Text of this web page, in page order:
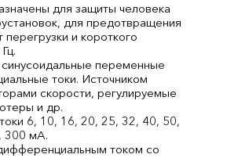
для защиты человека
для предотвращения
и короткого
переменные
токи. Источником
скорости, регулируемые
и др.
6, 10, 16, 20, 25, 32, 40, 50,
300 мА.
током со